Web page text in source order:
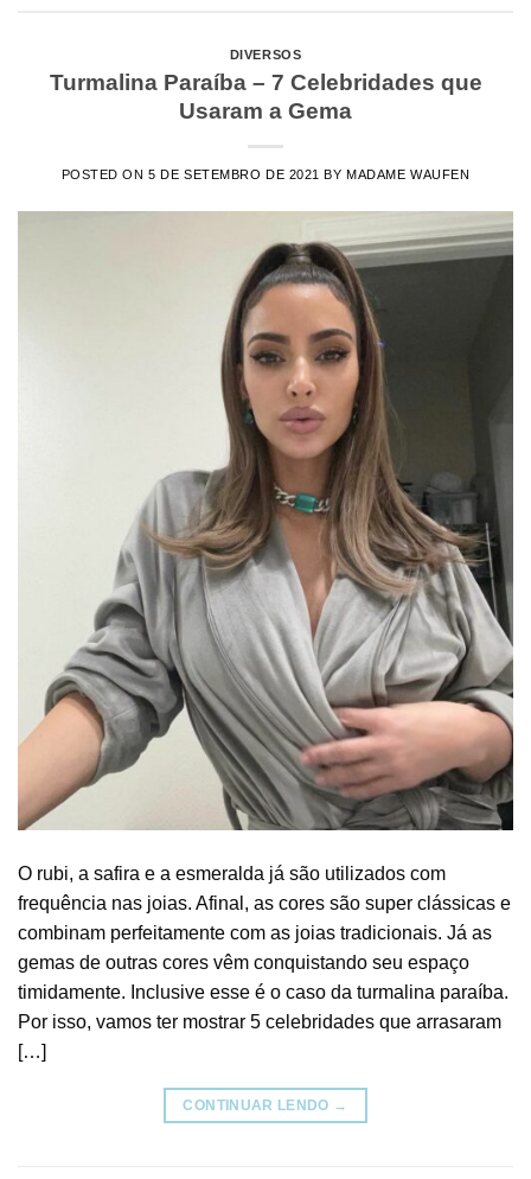
DIVERSOS
Turmalina Paraíba – 7 Celebridades que
Usaram a Gema
POSTED ON5 DE SETEMBRO DE 2021 BYMADAME WAUFEN
O rubi, a safira e a esmeralda já são utilizados com
frequência nas joias. Afinal, as cores são super clássicas e
combinam perfeitamente com as joias tradicionais. Já as
gemas de outras cores vêm conquistando seu espaço
timidamente. Inclusive esse é o caso da turmalina paraíba.
Por isso, vamos ter mostrar 5 celebridades que arrasaram
[…]
CONTINUAR LENDO →